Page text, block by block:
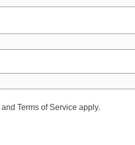
and Terms of Service apply.